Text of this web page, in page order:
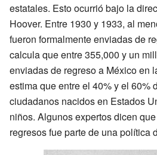
estatales. Esto ocurrió bajo la
Hoover. Entre 1930 y 1933, al
fueron formalmente enviadas de
calcula que entre 355,000 y un
enviadas de regreso a México en
estima que entre el 40% y el 60%
ciudadanos nacidos en Estados
niños. Algunos expertos dicen
regresos fue parte de una política